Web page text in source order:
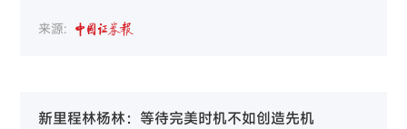
长约19%-25%；扣除非经常性损益后的净利润约1.8亿
来源:
新里程林杨林：等待完美时机不如创造先机